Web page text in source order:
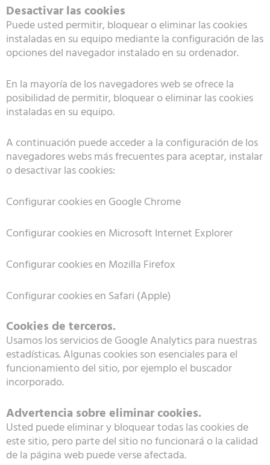
Desactivar las cookies
Puede usted permitir, bloquear o eliminar las cookies
instaladas en su equipo mediante la configuración de las
opciones del navegador instalado en su ordenador.
En la mayoría de los navegadores web se ofrece la
posibilidad de permitir, bloquear o eliminar las cookies
instaladas en su equipo.
A continuación puede acceder a la configuración de los
navegadores webs más frecuentes para aceptar, instalar
o desactivar las cookies:
Configurar cookies en Google Chrome
Configurar cookies en Microsoft Internet Explorer
Configurar cookies en Mozilla Firefox
Configurar cookies en Safari (Apple)
Cookies de terceros.
Usamos los servicios de Google Analytics para nuestras
estadísticas. Algunas cookies son esenciales para el
funcionamiento del sitio, por ejemplo el buscador
incorporado.
Advertencia sobre eliminar cookies.
Usted puede eliminar y bloquear todas las cookies de
este sitio, pero parte del sitio no funcionará o la calidad
de la página web puede verse afectada.